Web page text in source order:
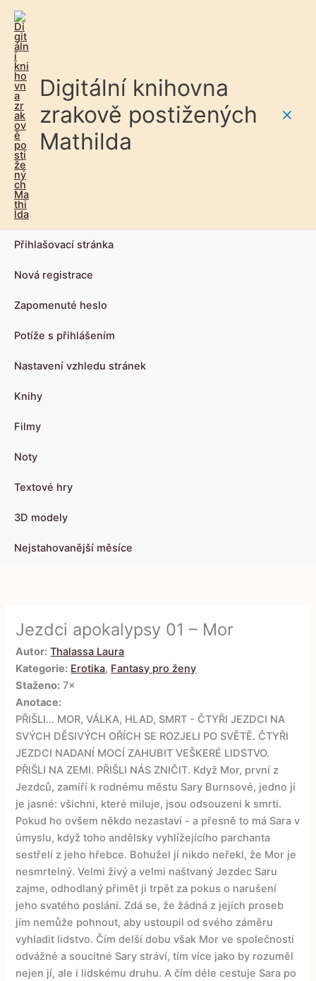
Digitální knihovna
zrakově postižených
Mathilda
Přihlašovací stránka
Nová registrace
Zapomenuté heslo
Potíže s přihlášením
Nastavení vzhledu stránek
Knihy
Filmy
Noty
Textové hry
3D modely
Nejstahovanější měsíce
Jezdci apokalypsy 01 – Mor
Autor: Thalassa Laura
Kategorie: Erotika, Fantasy pro ženy
Staženo: 7×
Anotace:
PŘIŠLI… MOR, VÁLKA, HLAD, SMRT - ČTYŘI JEZDCI NA
SVÝCH DĚSIVÝCH OŘÍCH SE ROZJELI PO SVĚTĚ. ČTYŘI
JEZDCI NADANÍ MOCÍ ZAHUBIT VEŠKERÉ LIDSTVO.
PŘIŠLI NA ZEMI. PŘIŠLI NÁS ZNIČIT. Když Mor, první z
Jezdců, zamíří k rodnému městu Sary Burnsové, jedno jí
je jasné: všichni, které miluje, jsou odsouzeni k smrti.
Pokud ho ovšem někdo nezastaví - a přesně to má Sara v
úmyslu, když toho andělsky vyhlížejícího parchanta
sestřelí z jeho hřebce. Bohužel jí nikdo neřekl, že Mor je
nesmrtelný. Velmi živý a velmi naštvaný Jezdec Saru
zajme, odhodlaný přimět ji trpět za pokus o narušení
jeho svatého poslání. Zdá se, že žádná z jejích proseb
jím nemůže pohnout, aby ustoupil od svého záměru
vyhladit lidstvo. Čím delší dobu však Mor ve společnosti
odvážné a soucitné Sary stráví, tím více jako by rozuměl
nejen jí, ale i lidskému druhu. A čím déle cestuje Sara po